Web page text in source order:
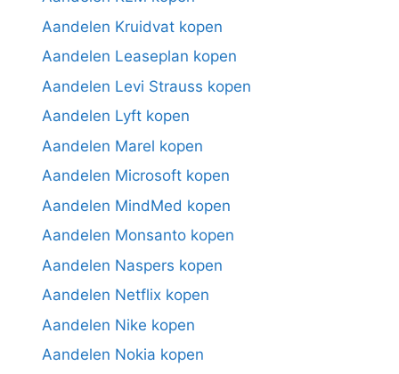
Aandelen Kruidvat kopen
Aandelen Leaseplan kopen
Aandelen Levi Strauss kopen
Aandelen Lyft kopen
Aandelen Marel kopen
Aandelen Microsoft kopen
Aandelen MindMed kopen
Aandelen Monsanto kopen
Aandelen Naspers kopen
Aandelen Netflix kopen
Aandelen Nike kopen
Aandelen Nokia kopen